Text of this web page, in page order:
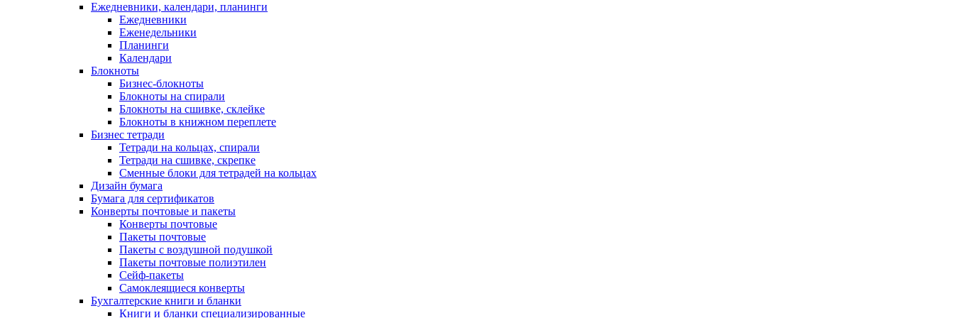
Ежедневники, календари, планинги
Ежедневники
Еженедельники
Планинги
Календари
Блокноты
Бизнес-блокноты
Блокноты на спирали
Блокноты на сшивке, склейке
Блокноты в книжном переплете
Бизнес тетради
Тетради на кольцах, спирали
Тетради на сшивке, скрепке
Сменные блоки для тетрадей на кольцах
Дизайн бумага
Бумага для сертификатов
Конверты почтовые и пакеты
Конверты почтовые
Пакеты почтовые
Пакеты с воздушной подушкой
Пакеты почтовые полиэтилен
Сейф-пакеты
Самоклеящиеся конверты
Бухгалтерские книги и бланки
Книги и бланки специализированные